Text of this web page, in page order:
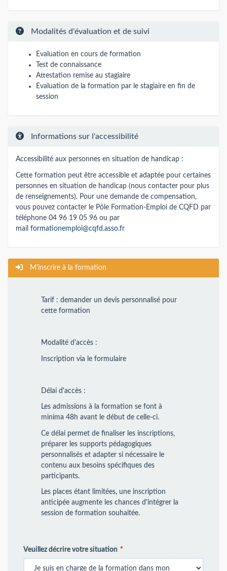
Modalités d'évaluation et de suivi
Evaluation en cours de formation
Test de connaissance
Attestation remise au stagiaire
Evaluation de la formation par le stagiaire en fin de
session
Informations sur l'accessibilité
Accessibilité aux personnes en situation de handicap :
Cette formation peut être accessible et adaptée pour certaines
personnes en situation de handicap (nous contacter pour plus
de renseignements). Pour une demande de compensation,
vous pouvez contacter le Pôle Formation-Emploi de CQFD par
téléphone 04 96 19 05 96 ou par
mail formationemploi@cqfd.asso.fr
M'inscrire à la formation
Tarif : demander un devis personnalisé pour
cette formation
Modalité d'accès :
Inscription via le formulaire
Délai d'accès :
Les admissions à la formation se font à
minima 48h avant le début de celle-ci.
Ce délai permet de finaliser les inscriptions,
préparer les supports pédagogiques
personnalisés et adapter si nécessaire le
contenu aux besoins spécifiques des
participants.
Les places étant limitées, une inscription
anticipée augmente les chances d'intégrer la
session de formation souhaitée.
Veuillez décrire votre situation